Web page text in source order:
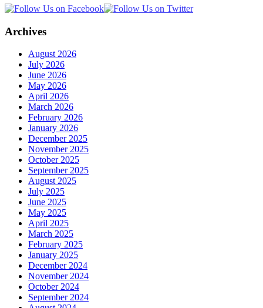
Archives
August 2026
July 2026
June 2026
May 2026
April 2026
March 2026
February 2026
January 2026
December 2025
November 2025
October 2025
September 2025
August 2025
July 2025
June 2025
May 2025
April 2025
March 2025
February 2025
January 2025
December 2024
November 2024
October 2024
September 2024